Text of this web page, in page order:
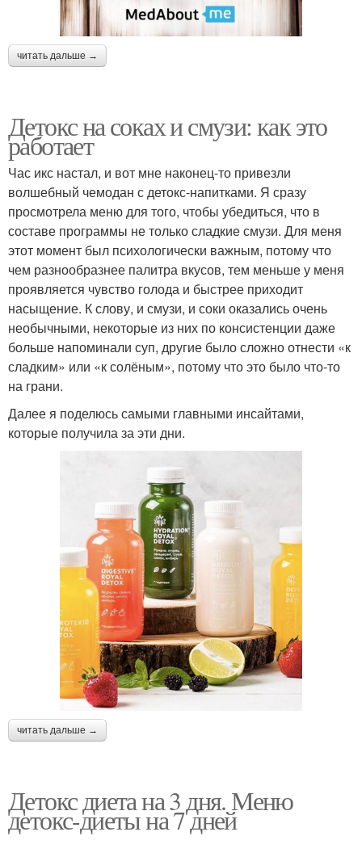
читать дальше →
Детокс на соках и смузи: как это
работает
Час икс настал, и вот мне наконец-то привезли
волшебный чемодан с детокс-напитками. Я сразу
просмотрела меню для того, чтобы убедиться, что в
составе программы не только сладкие смузи. Для меня
этот момент был психологически важным, потому что
чем разнообразнее палитра вкусов, тем меньше у меня
проявляется чувство голода и быстрее приходит
насыщение. К слову, и смузи, и соки оказались очень
необычными, некоторые из них по консистенции даже
больше напоминали суп, другие было сложно отнести «к
сладким» или «к солёным», потому что это было что-то
на грани.
Далее я поделюсь самыми главными инсайтами,
которые получила за эти дни.
читать дальше →
Детокс диета на 3 дня. Меню
детокс-диеты на 7 дней